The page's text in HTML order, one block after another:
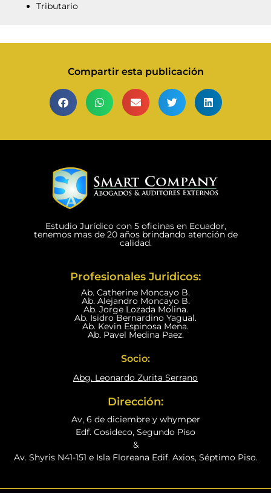
Tributario
Compartir esta publicación
Estudio Jurídico con 5 oficinas en Ecuador,
tenemos mas de 20 años brindando atención de
calidad.
Profesionales Juridicos:
Ab. Catherine Moncayo B.
Ab. Alejandro Moncayo B.
Ab. Jorge Lozada Molina.
Ab. Isidro Bernardino Yagual.
Ab. Kevin Espinosa Mena.
Ab. Pavel Medina Paez.
Socio:
Abg. Leonardo Zurita Serrano
Dirección:
Av, 6 de diciembre y whymper
Edf. Cosideco, Segundo Piso
&
Av. Shyris N41-151 e Isla Floreana Edif. Axios, Séptimo Piso.